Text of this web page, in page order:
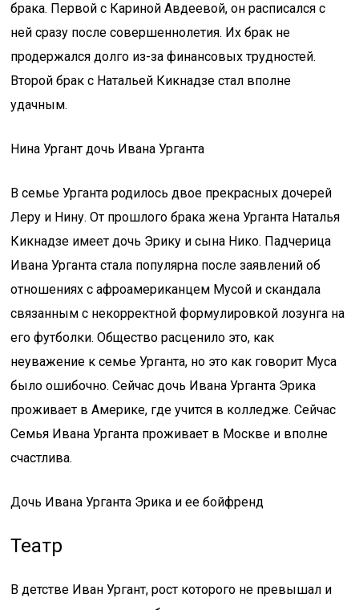
брака. Первой с Кариной Авдеевой, он расписался с
ней сразу после совершеннолетия. Их брак не
продержался долго из-за финансовых трудностей.
Второй брак с Натальей Кикнадзе стал вполне
удачным.
Нина Ургант дочь Ивана Урганта
В семье Урганта родилось двое прекрасных дочерей
Леру и Нину. От прошлого брака жена Урганта Наталья
Кикнадзе имеет дочь Эрику и сына Нико. Падчерица
Ивана Урганта стала популярна после заявлений об
отношениях с афроамериканцем Мусой и скандала
связанным с некорректной формулировкой лозунга на
его футболки. Общество расценило это, как
неуважение к семье Урганта, но это как говорит Муса
было ошибочно. Сейчас дочь Ивана Урганта Эрика
проживает в Америке, где учится в колледже. Сейчас
Семья Ивана Урганта проживает в Москве и вполне
счастлива.
Дочь Ивана Урганта Эрика и ее бойфренд
Театр
В детстве Иван Ургант, рост которого не превышал и